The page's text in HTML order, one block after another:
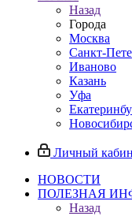
Назад
Города
Москва
Санкт-
Иваново
Казань
Уфа
Личный
НОВОСТИ
ПОЛЕЗНАЯ
Назад